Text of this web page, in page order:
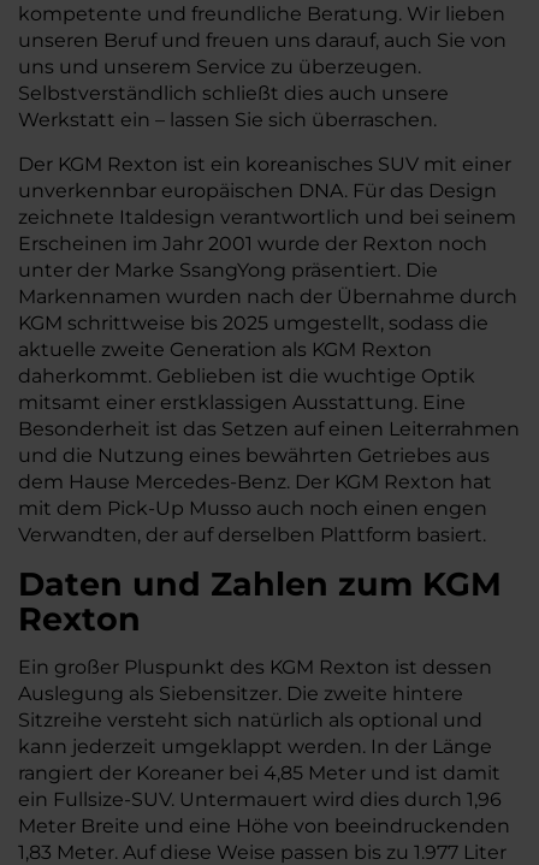
kompetente und freundliche Beratung. Wir lieben
unseren Beruf und freuen uns darauf, auch Sie von
uns und unserem Service zu überzeugen.
Selbstverständlich schließt dies auch unsere
Werkstatt ein – lassen Sie sich überraschen.
Der KGM Rexton ist ein koreanisches SUV mit einer
unverkennbar europäischen DNA. Für das Design
zeichnete Italdesign verantwortlich und bei seinem
Erscheinen im Jahr 2001 wurde der Rexton noch
unter der Marke SsangYong präsentiert. Die
Markennamen wurden nach der Übernahme durch
KGM schrittweise bis 2025 umgestellt, sodass die
aktuelle zweite Generation als KGM Rexton
daherkommt. Geblieben ist die wuchtige Optik
mitsamt einer erstklassigen Ausstattung. Eine
Besonderheit ist das Setzen auf einen Leiterrahmen
und die Nutzung eines bewährten Getriebes aus
dem Hause Mercedes-Benz. Der KGM Rexton hat
mit dem Pick-Up Musso auch noch einen engen
Verwandten, der auf derselben Plattform basiert.
Daten und Zahlen zum KGM
Rexton
Ein großer Pluspunkt des KGM Rexton ist dessen
Auslegung als Siebensitzer. Die zweite hintere
Sitzreihe versteht sich natürlich als optional und
kann jederzeit umgeklappt werden. In der Länge
rangiert der Koreaner bei 4,85 Meter und ist damit
ein Fullsize-SUV. Untermauert wird dies durch 1,96
Meter Breite und eine Höhe von beeindruckenden
1,83 Meter. Auf diese Weise passen bis zu 1.977 Liter